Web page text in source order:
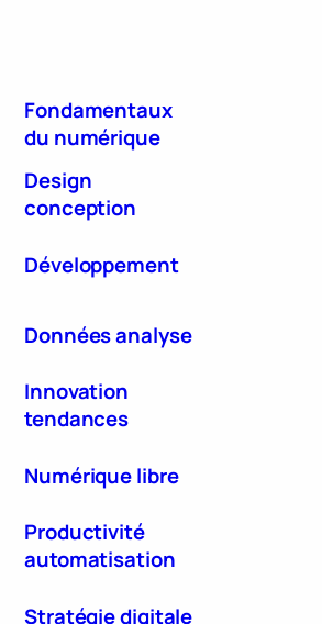
Fondamentaux
du numérique
Design
conception
Développement
Données analyse
Innovation
tendances
Numérique libre
Productivité
automatisation
Stratégie digitale